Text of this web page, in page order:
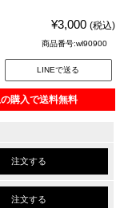
¥3,000 (税込)
商品番号:wl90900
LINEで送る
購入で送料無料
注文する
注文する